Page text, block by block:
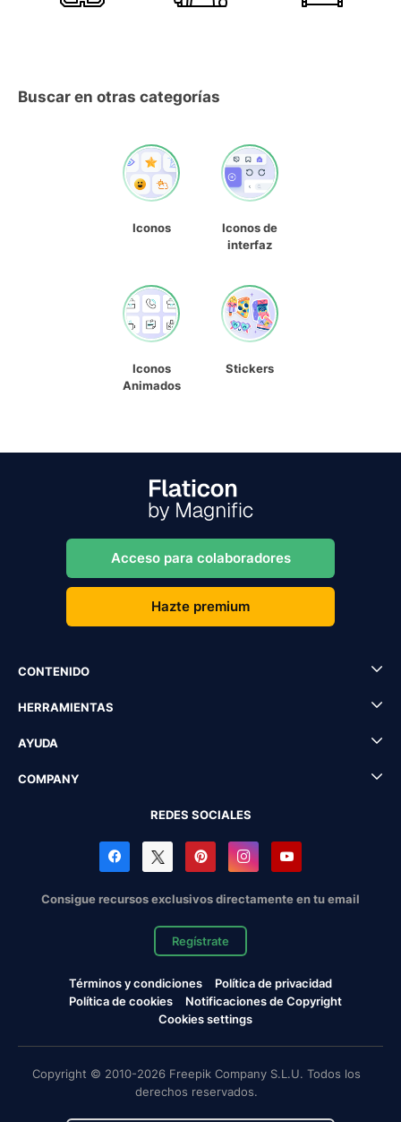
Buscar en otras categorías
Iconos
Iconos de
interfaz
Iconos
Animados
Stickers
Acceso para colaboradores
Hazte premium
CONTENIDO
HERRAMIENTAS
AYUDA
COMPANY
REDES SOCIALES
Consigue recursos exclusivos directamente en tu email
Regístrate
Términos y condiciones
Política de privacidad
Política de cookies
Notificaciones de Copyright
Cookies settings
Copyright © 2010-2026 Freepik Company S.L.U. Todos los
derechos reservados.